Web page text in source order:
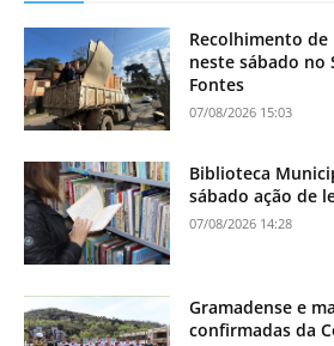
Recolhimento
neste sábado no
Fontes
07/08/2026 15:03
Biblioteca
sábado ação de
07/08/2026 14:28
Gramadense e
confirmadas da